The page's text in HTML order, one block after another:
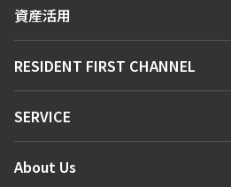
新着情報から探す
新着募集情報
お問い合わせ
資産活用
お問い合わせ
RESIDENT FIRST CHANNEL
マンションレポート
住まいのコラム
SERVICE
会員ページ
About Us